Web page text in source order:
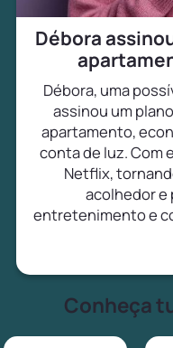
Débora
Débora, uma
assinou um
apartamento,
conta de luz. Com
Netflix,
acolhedor e
entretenimento e
Conheça